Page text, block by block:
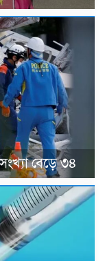
বেড়ে ৩৪